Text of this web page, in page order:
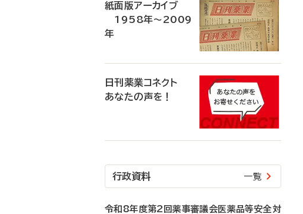
紙面版アーカイブ
1958年～2009
年
日刊薬業コネクト
あなたの声を！
行政資料 一覧
令和8年度第2回薬事審議会医薬品等安全対